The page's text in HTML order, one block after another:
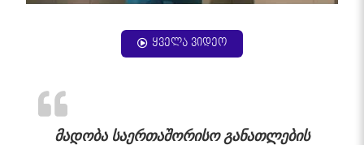
ყველა ვიდეო
მადობა საერთაშორისო განათლების